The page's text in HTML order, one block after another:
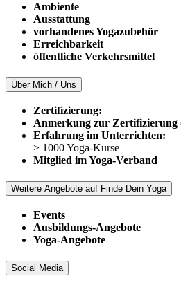
Ambiente
Ausstattung
vorhandenes Yogazubehör
Erreichbarkeit
öffentliche Verkehrsmittel
Über Mich / Uns
Zertifizierung:
Anmerkung zur Zertifizierung
Erfahrung im Unterrichten:
> 1000 Yoga-Kurse
Mitglied im Yoga-Verband
Weitere Angebote auf Finde Dein Yoga
Events
Ausbildungs-Angebote
Yoga-Angebote
Social Media